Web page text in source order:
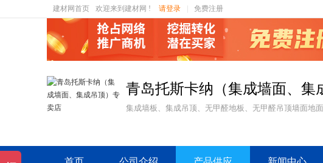
建材网首页 欢迎来到建材网 ! 请登录 免费注册
青岛托斯卡纳（集成墙面、集
集成墙板、集成吊顶、无甲醛地板、无甲醛吊顶墙面地